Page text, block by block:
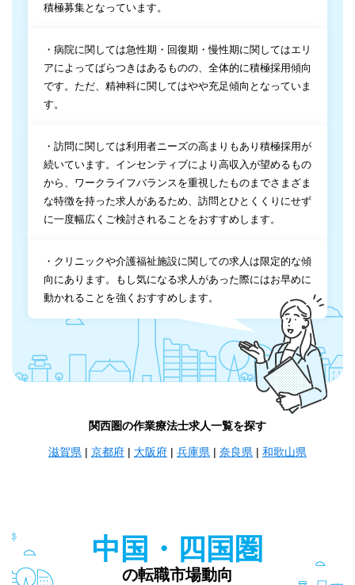
積極募集となっています。
・病院に関しては急性期・回復期・慢性期に関してはエリ
アによってばらつきはあるものの、全体的に積極採用傾向
です。ただ、精神科に関してはやや充足傾向となっていま
す。
・訪問に関しては利用者ニーズの高まりもあり積極採用が
続いています。インセンティブにより高収入が望めるもの
から、ワークライフバランスを重視したものまでさまざま
な特徴を持った求人があるため、訪問とひとくくりにせず
に一度幅広くご検討されることをおすすめします。
・クリニックや介護福祉施設に関しての求人は限定的な傾
向にあります。もし気になる求人があった際にはお早めに
動かれることを強くおすすめします。
関西圏の作業療法士求人一覧を探す
滋賀県 | 京都府 | 大阪府 | 兵庫県 | 奈良県 | 和歌山県
中国・四国圏
の転職市場動向